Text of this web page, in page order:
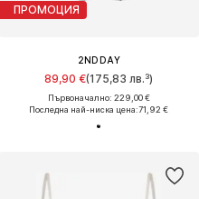
ПРОМОЦИЯ
2NDDAY
89,90 €(175,83 лв.³)
Първоначално: 229,00 €
Последна най-ниска цена:71,92 €